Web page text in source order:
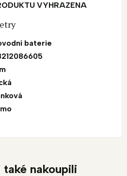
VYHRAZENA
baterie
také nakoupili